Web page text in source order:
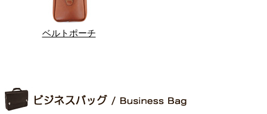
ベルトポーチ